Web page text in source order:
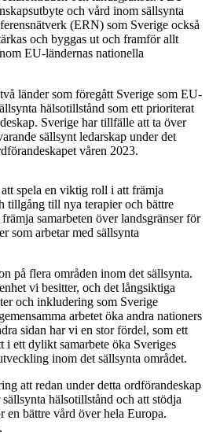
och vård inom sällsynta
(ERN) som Sverige också
och byggas ut och framför allt
EU-ländernas nationella
länder som föregått Sverige som EU-
hälsotillstånd som ett prioriterat
Sverige har tillfälle att ta över
sällsynt ledarskap under det
våren 2023.
spela en viktig roll i att främja
tillgång till nya terapier och bättre
samarbeten över landsgränser för
som arbetar med sällsynta
på flera områden inom det sällsynta.
vi besitter, och det långsiktiga
och inkludering som Sverige
arbetet öka andra nationers
sidan har vi en stor fördel, som ett
i ett dylikt samarbete öka Sveriges
inom det sällsynta området.
att redan under detta ordförandeskap
hälsotillstånd och att stödja
en bättre vård över hela Europa.